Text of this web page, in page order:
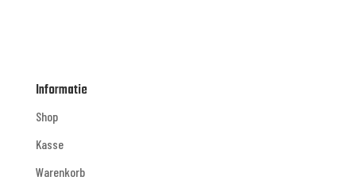
Informatie
Shop
Kasse
Warenkorb